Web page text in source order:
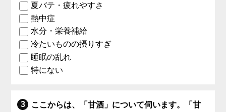
夏バテ・疲れやすさ
熱中症
水分・栄養補給
冷たいものの摂りすぎ
睡眠の乱れ
特にない
ここからは、「甘酒」について伺います。「甘